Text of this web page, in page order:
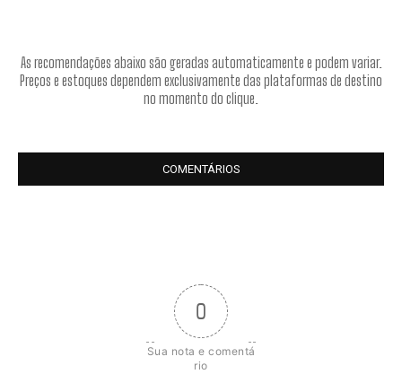
As recomendações abaixo são geradas automaticamente e podem variar.
Preços e estoques dependem exclusivamente das plataformas de destino
no momento do clique.
COMENTÁRIOS
0
Sua nota e comentá
rio